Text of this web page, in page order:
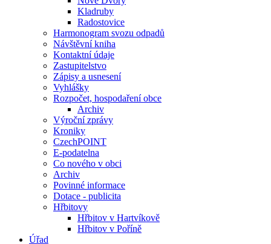
Kladruby
Radostovice
Harmonogram svozu odpadů
Návštěvní kniha
Kontaktní údaje
Zastupitelstvo
Zápisy a usnesení
Vyhlášky
Rozpočet, hospodaření obce
Archiv
Výroční zprávy
Kroniky
CzechPOINT
E-podatelna
Co nového v obci
Archiv
Povinné informace
Dotace - publicita
Hřbitovy
Hřbitov v Hartvíkově
Hřbitov v Poříně
Úřad